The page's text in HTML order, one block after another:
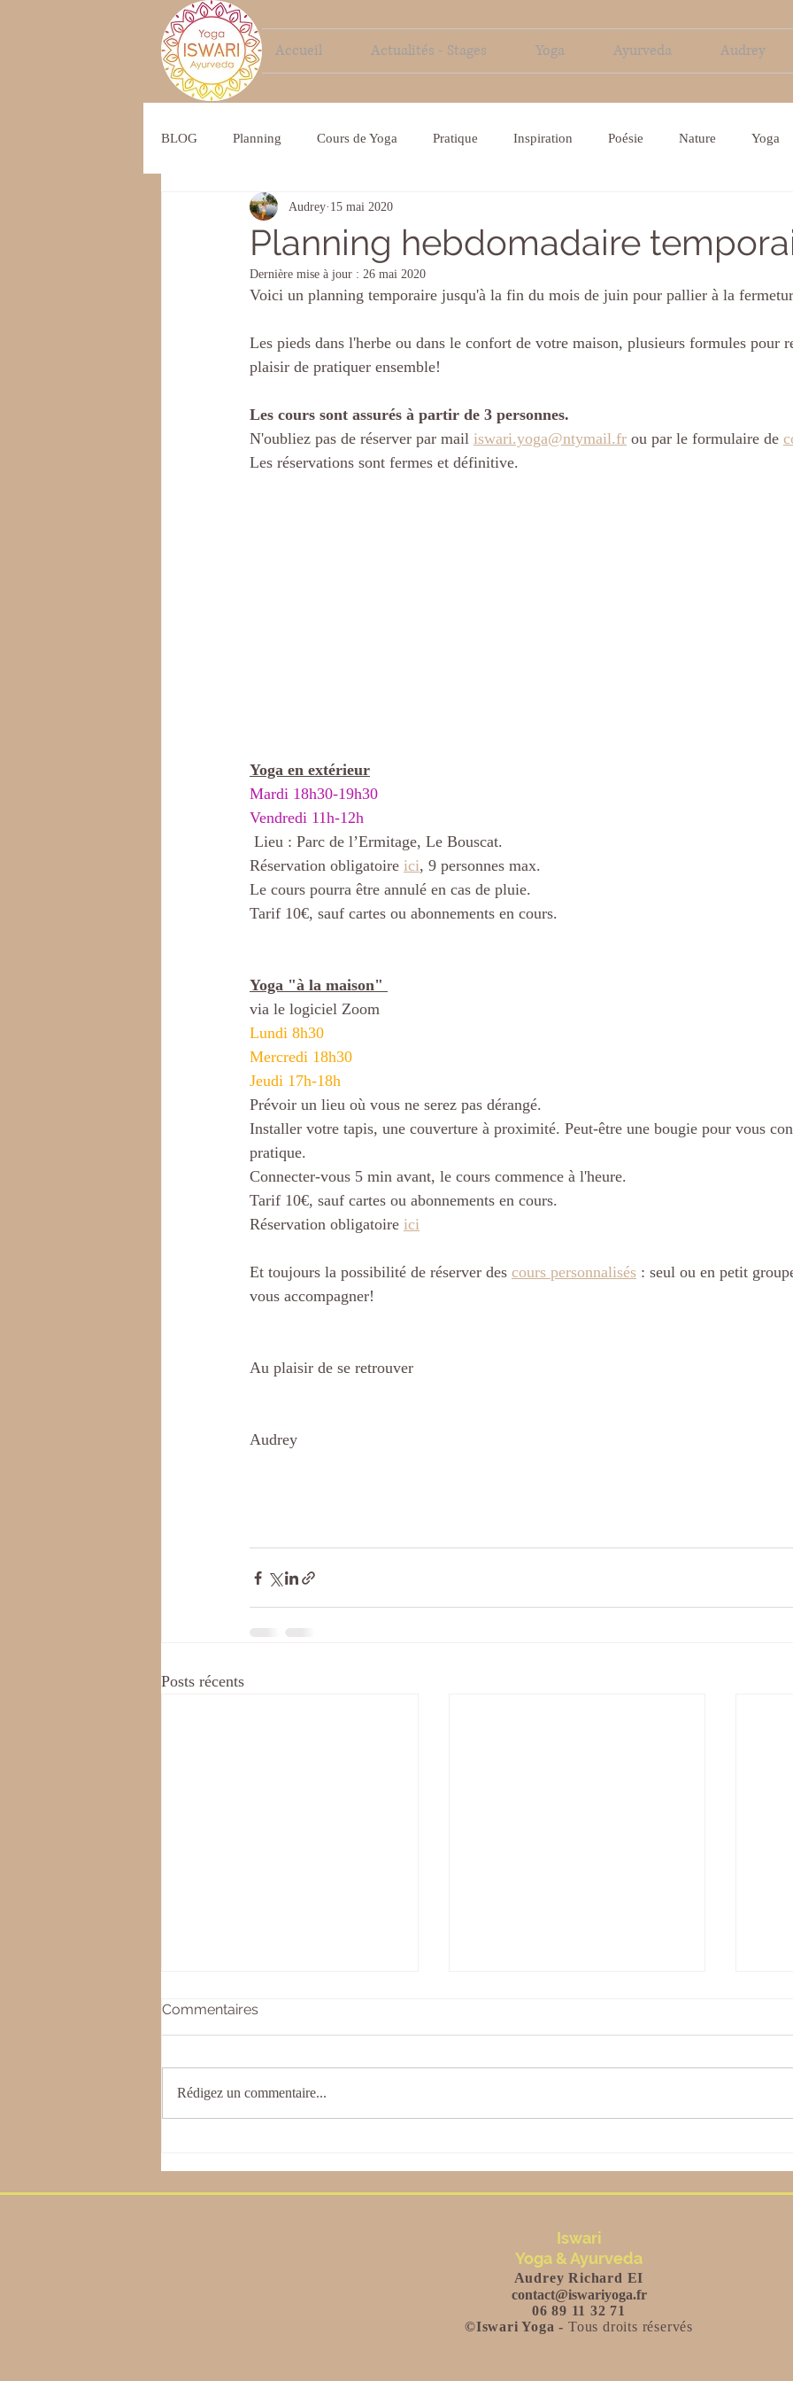
Accueil Actualités - Stages Yoga Ayurveda Audrey
BLOG Planning Cours de Yoga Pratique Inspiration Poésie Nature Yoga
Planning hebdomadaire
Audrey 15 mai 2020
Dernière mise à jour : 26 mai 2020
Voici un planning temporaire jusqu'à la fin du mois de juin pour pallier à la
Les pieds dans l'herbe ou dans le confort de votre maison, plusieurs formules pour
plaisir de pratiquer ensemble!
Les cours sont assurés à partir de 3 personnes.
N'oubliez pas de réserver par mail iswari.yoga@ntymail.fr ou par le formulaire de
Les réservations sont fermes et définitive.
Yoga en extérieur
Mardi 18h30-19h30
Vendredi 11h-12h
Lieu : Parc de l’Ermitage, Le Bouscat.
Réservation obligatoire ici, 9 personnes max.
Le cours pourra être annulé en cas de pluie.
Tarif 10€, sauf cartes ou abonnements en cours.
Yoga "à la maison"
via le logiciel Zoom
Lundi 8h30
Mercredi 18h30
Jeudi 17h-18h
Prévoir un lieu où vous ne serez pas dérangé.
Installer votre tapis, une couverture à proximité. Peut-être une bougie pour vous
pratique.
Connecter-vous 5 min avant, le cours commence à l'heure.
Tarif 10€, sauf cartes ou abonnements en cours.
Réservation obligatoire ici
Et toujours la possibilité de réserver des cours personnalisés : seul ou en petit
vous accompagner!
Au plaisir de se retrouver
Audrey
Posts récents
Commentaires
Rédigez un commentaire...
Iswari
Yoga & Ayurveda
Audrey Richard EI
contact@iswariyoga.fr
06 89 11 32 71
©Iswari Yoga - Tous droits réservés